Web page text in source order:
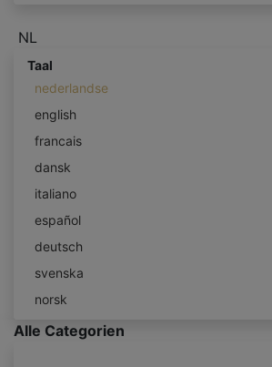
NL
Taal
nederlandse
english
francais
dansk
italiano
español
deutsch
svenska
norsk
Alle Categorien